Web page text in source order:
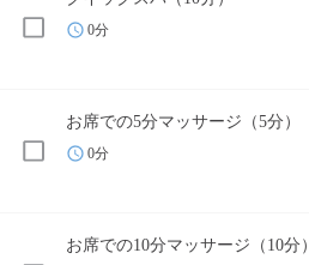
0分
お席での5分マッサージ（5分）
0分
お席での10分マッサージ（10分）